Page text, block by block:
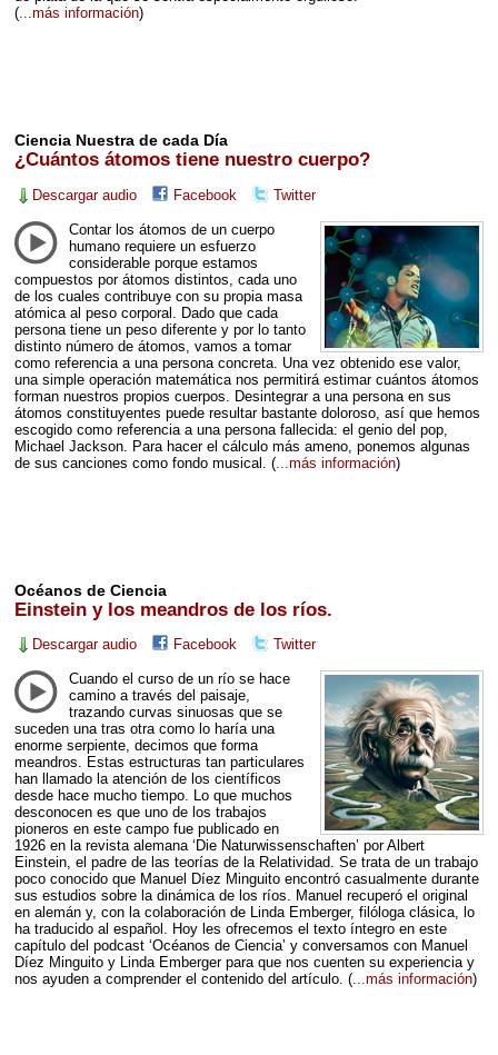
(...más información)
Ciencia Nuestra de cada Día
¿Cuántos átomos tiene nuestro cuerpo?
Descargar audio Facebook Twitter
Contar los átomos de un cuerpo
humano requiere un esfuerzo
considerable porque estamos
compuestos por átomos distintos, cada uno
de los cuales contribuye con su propia masa
atómica al peso corporal. Dado que cada
persona tiene un peso diferente y por lo tanto
distinto número de átomos, vamos a tomar
como referencia a una persona concreta. Una vez obtenido ese valor,
una simple operación matemática nos permitirá estimar cuántos átomos
forman nuestros propios cuerpos. Desintegrar a una persona en sus
átomos constituyentes puede resultar bastante doloroso, así que hemos
escogido como referencia a una persona fallecida: el genio del pop,
Michael Jackson. Para hacer el cálculo más ameno, ponemos algunas
de sus canciones como fondo musical. (...más información)
Océanos de Ciencia
Einstein y los meandros de los ríos.
Descargar audio Facebook Twitter
Cuando el curso de un río se hace
camino a través del paisaje,
trazando curvas sinuosas que se
suceden una tras otra como lo haría una
enorme serpiente, decimos que forma
meandros. Estas estructuras tan particulares
han llamado la atención de los científicos
desde hace mucho tiempo. Lo que muchos
desconocen es que uno de los trabajos
pioneros en este campo fue publicado en
1926 en la revista alemana ‘Die Naturwissenschaften’ por Albert
Einstein, el padre de las teorías de la Relatividad. Se trata de un trabajo
poco conocido que Manuel Díez Minguito encontró casualmente durante
sus estudios sobre la dinámica de los ríos. Manuel recuperó el original
en alemán y, con la colaboración de Linda Emberger, filóloga clásica, lo
ha traducido al español. Hoy les ofrecemos el texto íntegro en este
capítulo del podcast ‘Océanos de Ciencia’ y conversamos con Manuel
Díez Minguito y Linda Emberger para que nos cuenten su experiencia y
nos ayuden a comprender el contenido del artículo. (...más información)